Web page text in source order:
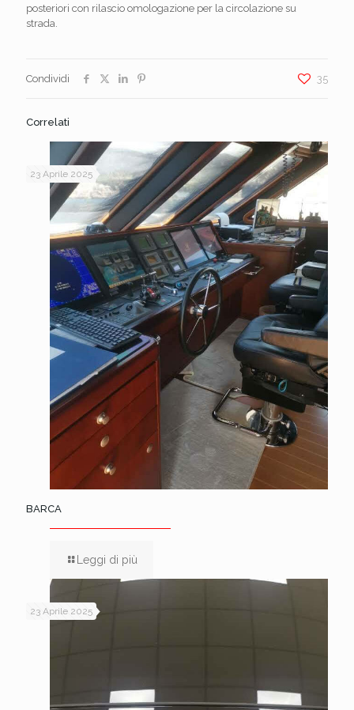
posteriori con rilascio omologazione per la circolazione su
strada.
Condividi 35
Correlati
23 Aprile 2025
BARCA
Leggi di più
23 Aprile 2025